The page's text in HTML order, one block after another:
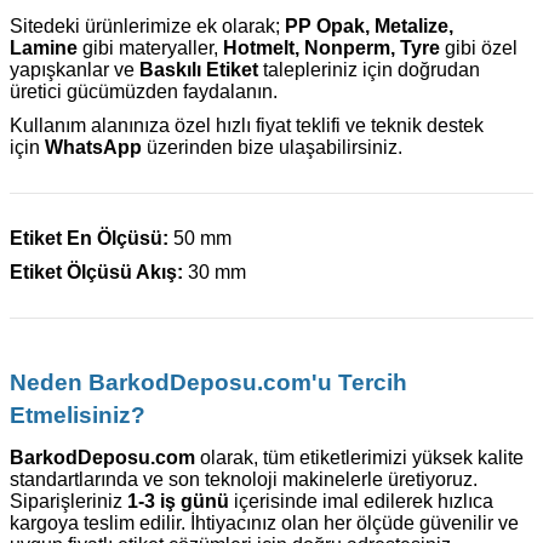
Sitedeki ürünlerimize ek olarak; PP Opak, Metalize,
Lamine gibi materyaller, Hotmelt, Nonperm, Tyre gibi özel
yapışkanlar ve Baskılı Etiket talepleriniz için doğrudan
üretici gücümüzden faydalanın.
Kullanım alanınıza özel hızlı fiyat teklifi ve teknik destek
için WhatsApp üzerinden bize ulaşabilirsiniz.
Etiket En Ölçüsü: 50 mm
Etiket Ölçüsü Akış: 30 mm
Neden BarkodDeposu.com'u Tercih
Etmelisiniz?
BarkodDeposu.com olarak, tüm etiketlerimizi yüksek kalite
standartlarında ve son teknoloji makinelerle üretiyoruz.
Siparişleriniz 1-3 iş günü içerisinde imal edilerek hızlıca
kargoya teslim edilir. İhtiyacınız olan her ölçüde güvenilir ve